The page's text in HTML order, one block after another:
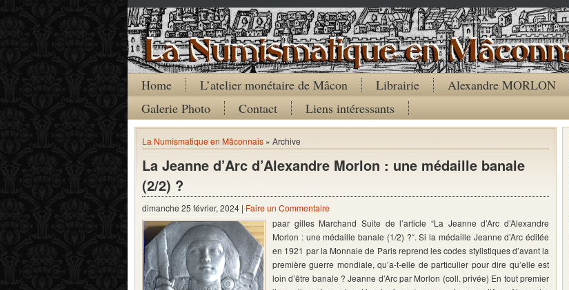
Home L’atelier monétaire de Mâcon Librairie
Alexandre MORLON
Galerie Photo
Contact Liens intéressants
La Numismatique en Mâconnais » Archive
La Jeanne d’Arc d’Alexandre Morlon : une médaille banale
(2/2) ?
dimanche 25 février, 2024 | Faire un Commentaire
paar gilles Marchand Suite de l’article “La Jeanne d’Arc d’Alexandre
Morlon : une médaille banale (1/2) ?“. Si la médaille Jeanne d’Arc éditée
en 1921 par la Monnaie de Paris reprend les codes stylistiques d’avant la
première guerre mondiale, qu’a-t-elle de particulier pour dire qu’elle est
loin d’être banale ? Jeanne d’Arc par Morlon (coll. privée) En tout premier